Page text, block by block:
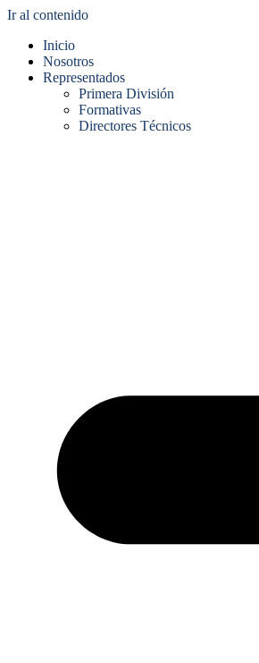
Ir al contenido
Inicio
Nosotros
Representados
Primera División
Formativas
Directores Técnicos